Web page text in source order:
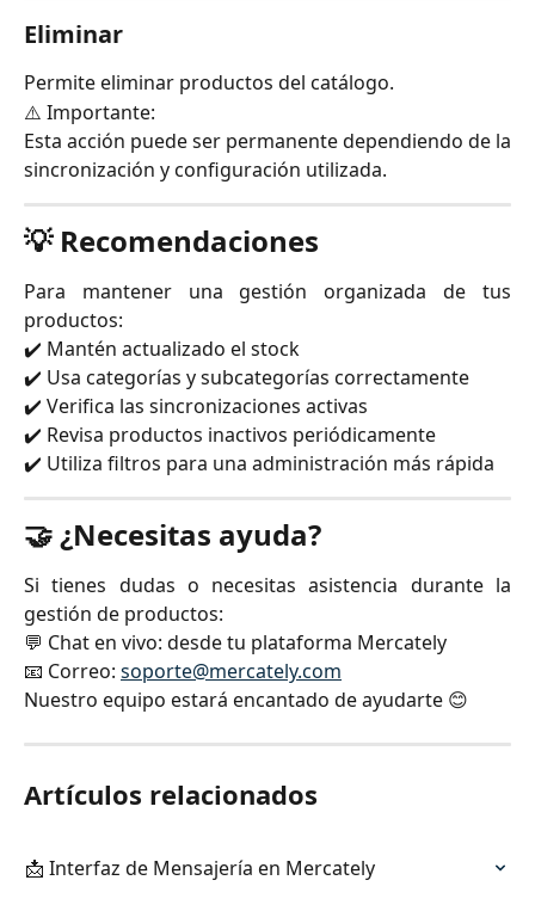
Eliminar
Permite eliminar productos del catálogo.
⚠️ Importante:
Esta acción puede ser permanente dependiendo de la
sincronización y configuración utilizada.
💡 Recomendaciones
Para mantener una gestión organizada de tus
productos:
✔️ Mantén actualizado el stock
✔️ Usa categorías y subcategorías correctamente
✔️ Verifica las sincronizaciones activas
✔️ Revisa productos inactivos periódicamente
✔️ Utiliza filtros para una administración más rápida
🤝 ¿Necesitas ayuda?
Si tienes dudas o necesitas asistencia durante la
gestión de productos:
💬 Chat en vivo: desde tu plataforma Mercately
📧 Correo: soporte@mercately.com
Nuestro equipo estará encantado de ayudarte 😊
Artículos relacionados
📩 Interfaz de Mensajería en Mercately